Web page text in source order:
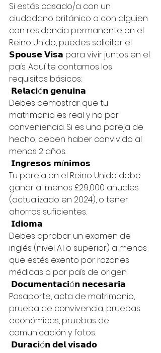
Si estás casado/a con un
ciudadano británico o con alguien
con residencia permanente en el
Reino Unido, puedes solicitar el
𝗦𝗽𝗼𝘂𝘀𝗲 𝗩𝗶𝘀𝗮 para vivir juntos en el
país. Aquí te contamos los
requisitos básicos:
𝗥𝗲𝗹𝗮𝗰𝗶ó𝗻 𝗴𝗲𝗻𝘂𝗶𝗻𝗮
Debes demostrar que tu
matrimonio es real y no por
conveniencia. Si es una pareja de
hecho, deben haber convivido al
menos 2 años.
𝗜𝗻𝗴𝗿𝗲𝘀𝗼𝘀 𝗺í𝗻𝗶𝗺𝗼𝘀
Tu pareja en el Reino Unido debe
ganar al menos £29,000 anuales
(actualizado en 2024), o tener
ahorros suficientes.
𝗜𝗱𝗶𝗼𝗺𝗮
Debes aprobar un examen de
inglés (nivel A1 o superior) a menos
que estés exento por razones
médicas o por país de origen.
𝗗𝗼𝗰𝘂𝗺𝗲𝗻𝘁𝗮𝗰𝗶ó𝗻 𝗻𝗲𝗰𝗲𝘀𝗮𝗿𝗶𝗮
Pasaporte, acta de matrimonio,
prueba de convivencia, pruebas
económicas, pruebas de
comunicación y fotos.
𝗗𝘂𝗿𝗮𝗰𝗶ó𝗻 𝗱𝗲𝗹 𝘃𝗶𝘀𝗮𝗱𝗼